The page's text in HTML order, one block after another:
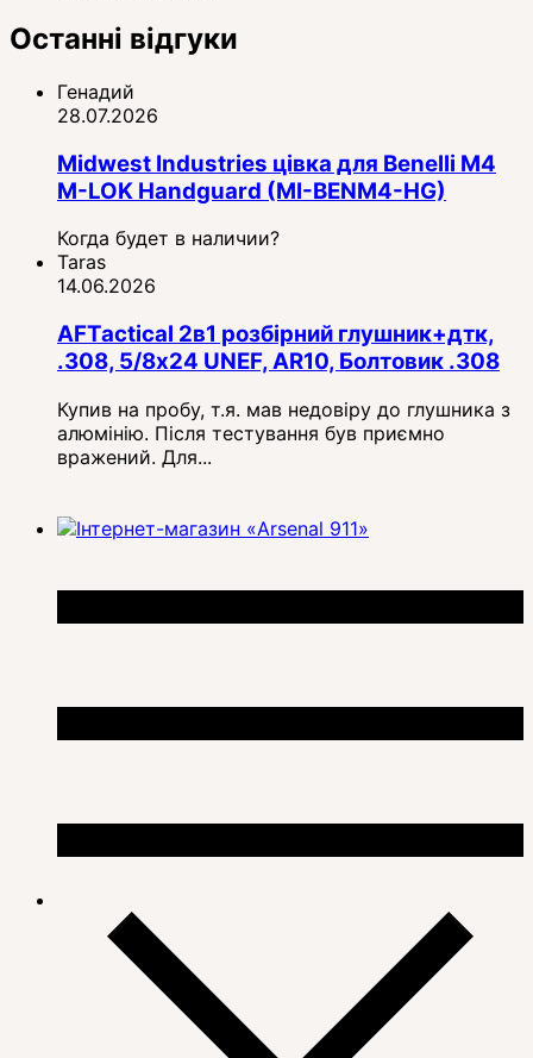
Останні відгуки
Генадий
28.07.2026
Midwest Industries цівка для Benelli M4
M-LOK Handguard (MI-BENM4-HG)
Когда будет в наличии?
Taras
14.06.2026
AFTactical 2в1 розбірний глушник+дтк,
.308, 5/8x24 UNEF, AR10, Болтовик .308
Купив на пробу, т.я. мав недовіру до глушника з
алюмінію. Після тестування був приємно
вражений. Для...